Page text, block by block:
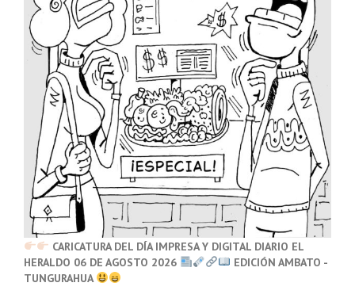
CARICATURA DEL DÍA IMPRESA Y DIGITAL DIARIO EL
HERALDO 06 DE AGOSTO 2026
EDICIÓN AMBATO -
TUNGURAHUA